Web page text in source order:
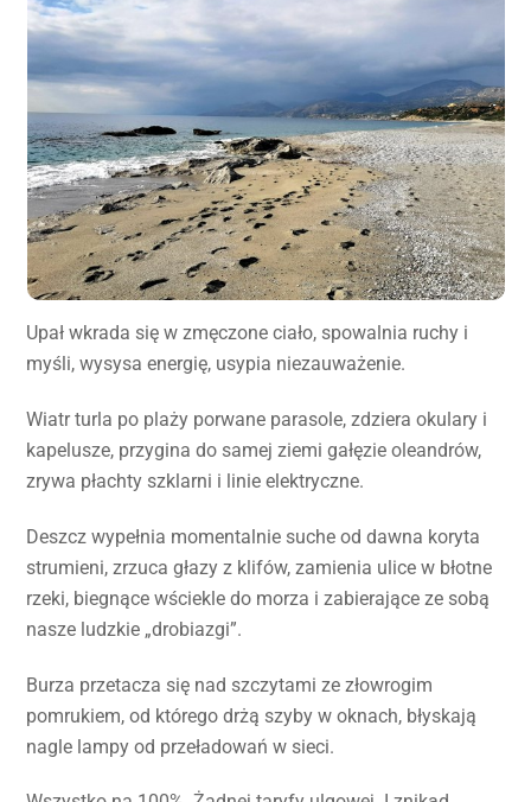
Upał wkrada się w zmęczone ciało, spowalnia ruchy i
myśli, wysysa energię, usypia niezauważenie.
Wiatr turla po plaży porwane parasole, zdziera okulary i
kapelusze, przygina do samej ziemi gałęzie oleandrów,
zrywa płachty szklarni i linie elektryczne.
Deszcz wypełnia momentalnie suche od dawna koryta
strumieni, zrzuca głazy z klifów, zamienia ulice w błotne
rzeki, biegnące wściekle do morza i zabierające ze sobą
nasze ludzkie „drobiazgi”.
Burza przetacza się nad szczytami ze złowrogim
pomrukiem, od którego drżą szyby w oknach, błyskają
nagle lampy od przeładowań w sieci.